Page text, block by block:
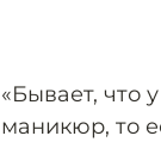
«Бывает, что
маникюр, то